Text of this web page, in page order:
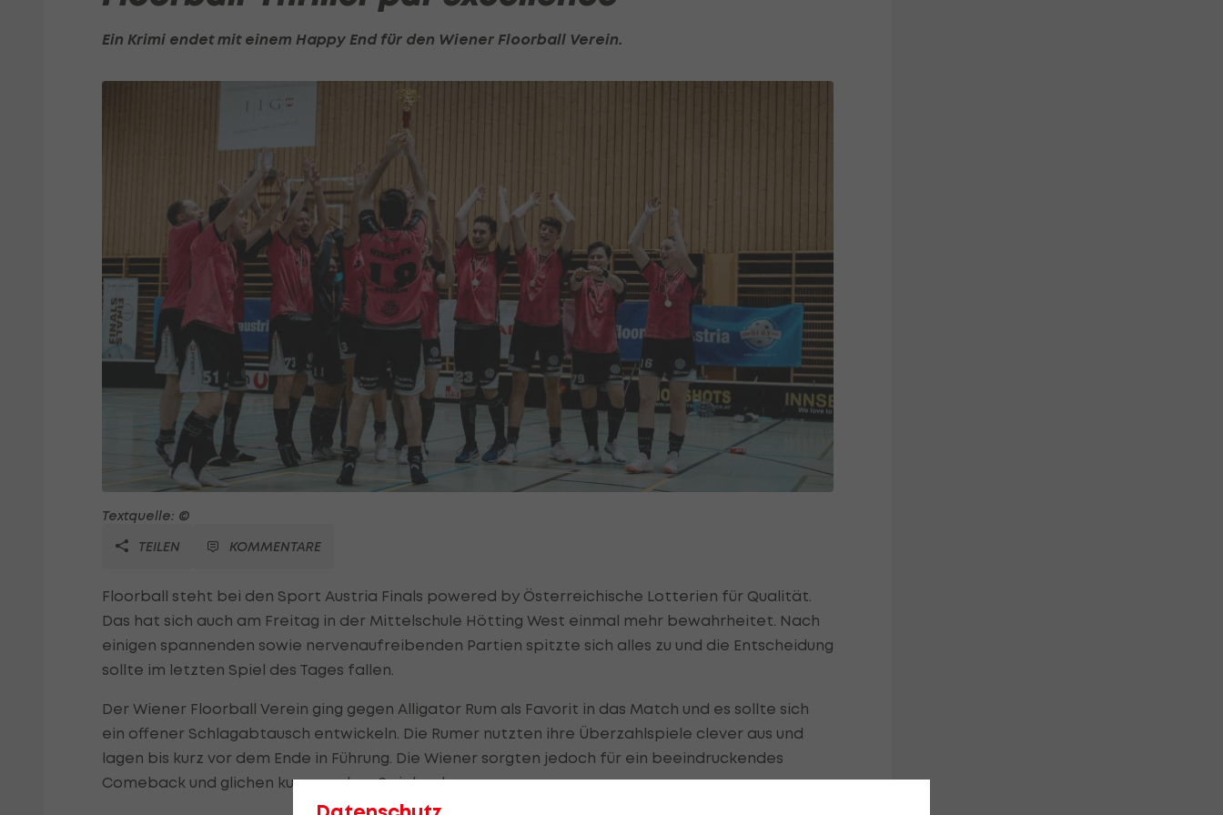
Ein Krimi endet mit einem Happy End für den Wiener Floorball Verein.
Textquelle: ©
TEILEN
KOMMENTARE
Floorball steht bei den Sport Austria Finals powered by Österreichische Lotterien für Qualität.
Das hat sich auch am Freitag in der Mittelschule Hötting West einmal mehr bewahrheitet. Nach
einigen spannenden sowie nervenaufreibenden Partien spitzte sich alles zu und die Entscheidung
sollte im letzten Spiel des Tages fallen.
Der Wiener Floorball Verein ging gegen Alligator Rum als Favorit in das Match und es sollte sich
ein offener Schlagabtausch entwickeln. Die Rumer nutzten ihre Überzahlspiele clever aus und
lagen bis kurz vor dem Ende in Führung. Die Wiener sorgten jedoch für ein beeindruckendes
Comeback und glichen kurz vor dem Spielende aus.